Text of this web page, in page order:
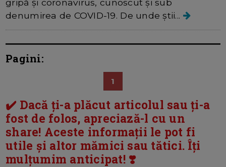
gripă și coronavirus, cunoscut și sub
denumirea de COVID-19. De unde știi...
Pagini:
1
✔️ Dacă ți-a plăcut articolul sau ți-a
fost de folos, apreciază-l cu un
share! Aceste informații le pot fi
utile și altor mămici sau tătici. Îți
mulțumim anticipat! ❣️